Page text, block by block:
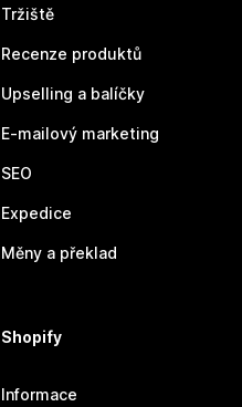
Tržiště
Recenze produktů
Upselling a balíčky
E-mailový marketing
SEO
Expedice
Měny a překlad
Shopify
Informace